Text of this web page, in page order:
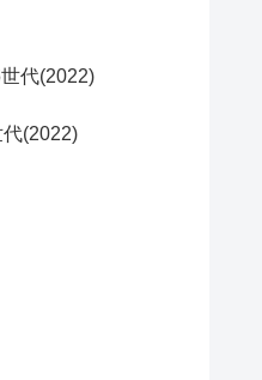
代(2022)
(2022)